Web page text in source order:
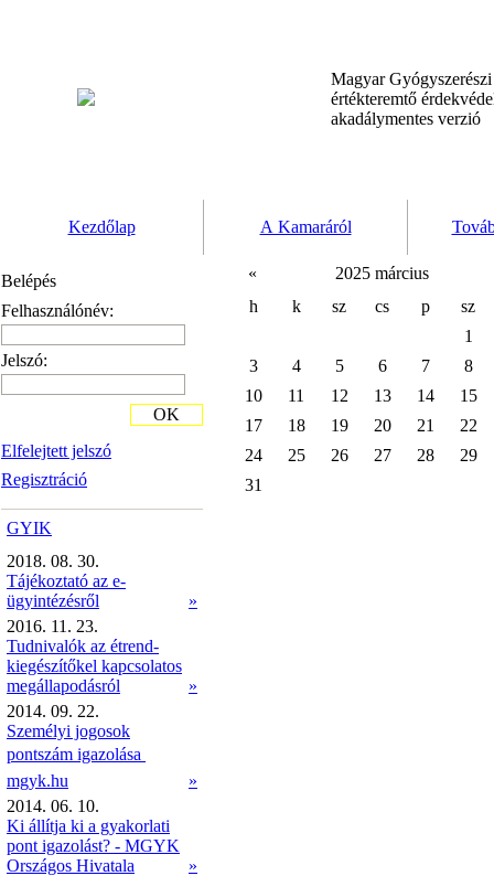
Magyar
értékteremtő
akadálymentes verzió
Kezdőlap A Kamaráról
Belépés
Felhasználónév:
Jelszó:
Elfelejtett jelszó
Regisztráció
OK
GYIK
2018. 08. 30.
Tájékoztató az e-
ügyintézésről
»
2016. 11. 23.
Tudnivalók az étrend-
kiegészítőkel kapcsolatos
megállapodásról
»
2014. 09. 22.
Személyi jogosok
pontszám igazolása 
mgyk.hu
»
2014. 06. 10.
Ki állítja ki a gyakorlati
pont igazolást? - MGYK
Országos Hivatala
»
«
2025 március
h
k sz cs p
sz
1
3
4 5 6 7
8
10
11 12 13 14
15
17
18 19 20 21
22
24
25 26 27 28
29
31